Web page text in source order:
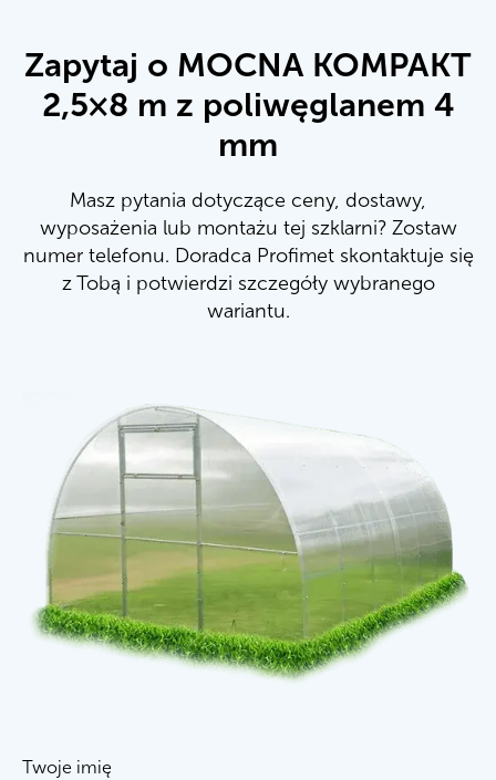
Zapytaj o MOCNA KOMPAKT
2,5×8 m z poliwęglanem 4
mm
Masz pytania dotyczące ceny, dostawy,
wyposażenia lub montażu tej szklarni? Zostaw
numer telefonu. Doradca Profimet skontaktuje się
z Tobą i potwierdzi szczegóły wybranego
wariantu.
Twoje imię